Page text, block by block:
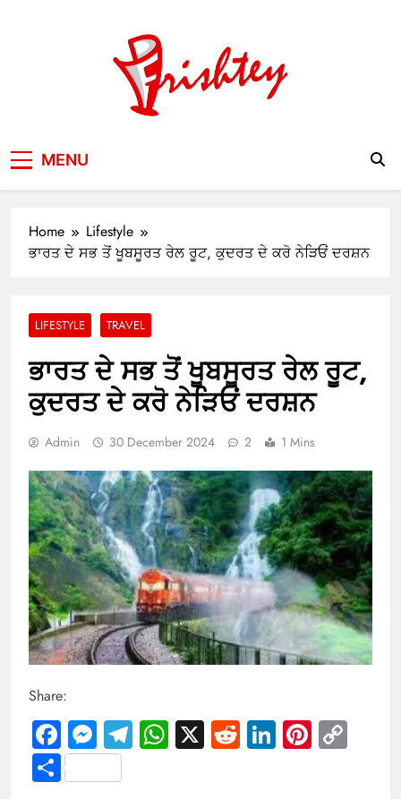
MENU
Home
Lifestyle
ਭਾਰਤ ਦੇ ਸਭ ਤੋਂ ਖੂਬਸੂਰਤ ਰੇਲ ਰੂਟ, ਕੁਦਰਤ ਦੇ ਕਰੋ ਨੇੜਿਓਂ ਦਰਸ਼ਨ
LIFESTYLE TRAVEL
ਭਾਰਤ ਦੇ ਸਭ ਤੋਂ ਖੂਬਸੂਰਤ ਰੇਲ ਰੂਟ,
ਕੁਦਰਤ ਦੇ ਕਰੋ ਨੇੜਿਓਂ ਦਰਸ਼ਨ
Admin 30 December 2024 2 1 Mins
Share:
Facebook
Messenger
Telegram
WhatsApp
X RedditLinkedIn
Share